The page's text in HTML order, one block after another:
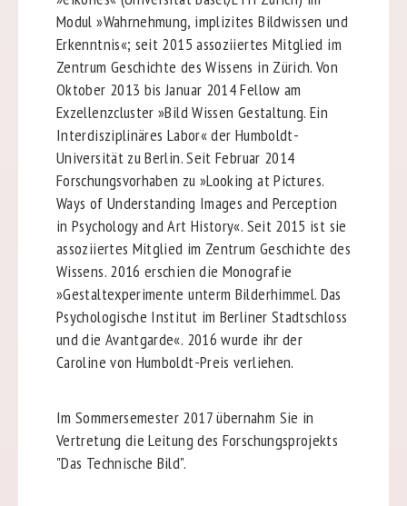
Modul »Wahrnehmung, implizites Bildwissen und
Erkenntnis«; seit 2015 assoziiertes Mitglied im
Zentrum Geschichte des Wissens in Zürich. Von
Oktober 2013 bis Januar 2014 Fellow am
Exzellenzcluster »Bild Wissen Gestaltung. Ein
Interdisziplinäres Labor« der Humboldt-
Universität zu Berlin. Seit Februar 2014
Forschungsvorhaben zu »Looking at Pictures.
Ways of Understanding Images and Perception
in Psychology and Art History«. Seit 2015 ist sie
assoziiertes Mitglied im Zentrum Geschichte des
Wissens. 2016 erschien die Monografie
»Gestaltexperimente unterm Bilderhimmel. Das
Psychologische Institut im Berliner Stadtschloss
und die Avantgarde«. 2016 wurde ihr der
Caroline von Humboldt-Preis verliehen.
Im Sommersemester 2017 übernahm Sie in
Vertretung die Leitung des Forschungsprojekts
"Das Technische Bild".